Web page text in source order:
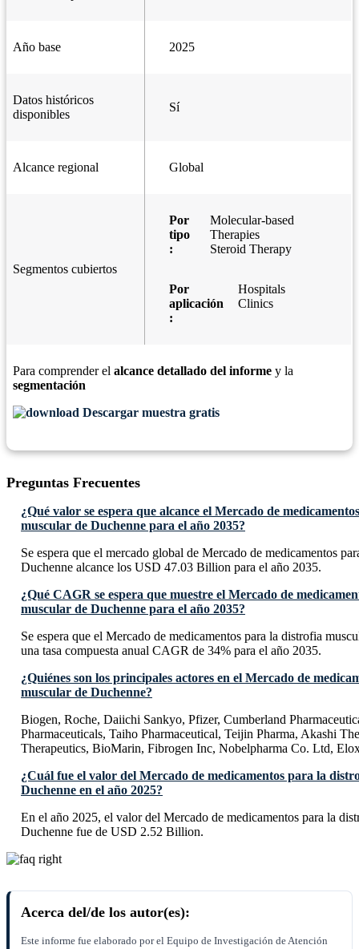
Año base 2025
Datos históricos
disponibles
Sí
Alcance regional Global
Segmentos cubiertos
Por
tipo
:
Molecular-based
Therapies
Steroid Therapy
Por
aplicación
:
Hospitals
Clinics
Para comprender el alcance detallado del informe y la
segmentación
Descargar muestra gratis
Preguntas Frecuentes
¿Qué valor se espera que alcance el Mercado de
muscular de Duchenne para el año 2035?
Se espera que el mercado global de Mercado de medicamentos
Duchenne alcance los USD 47.03 Billion para el año 2035.
¿Qué CAGR se espera que muestre el Mercado de
muscular de Duchenne para el año 2035?
Se espera que el Mercado de medicamentos para la distrofia
una tasa compuesta anual CAGR de 34% para el año 2035.
¿Quiénes son los principales actores en el Mercado de
muscular de Duchenne?
Biogen, Roche, Daiichi Sankyo, Pfizer, Cumberland
Pharmaceuticals, Taiho Pharmaceutical, Teijin Pharma, Akashi
Therapeutics, BioMarin, Fibrogen Inc, Nobelpharma Co. Ltd,
¿Cuál fue el valor del Mercado de medicamentos para la
Duchenne en el año 2025?
En el año 2025, el valor del Mercado de medicamentos para la
Duchenne fue de USD 2.52 Billion.
Acerca del/de los autor(es):
Este informe fue elaborado por el Equipo de Investigación de Atención